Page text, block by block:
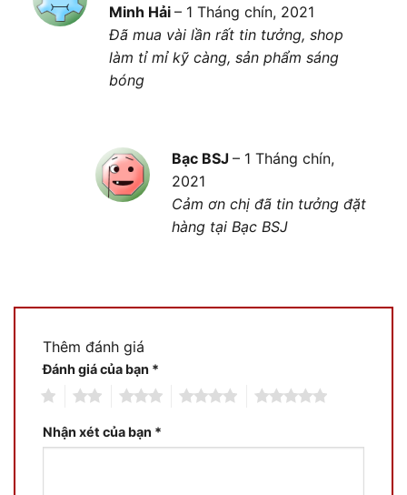
Được xếp
5
sao
Minh Hải – 1 Tháng chín, 2021
Đã mua vài lần rất tin tưởng, shop
làm tỉ mỉ kỹ càng, sản phẩm sáng
bóng
Bạc BSJ – 1 Tháng chín,
2021
Cảm ơn chị đã tin tưởng đặt
hàng tại Bạc BSJ
Thêm đánh giá
Đánh giá của bạn *
Nhận xét của bạn *